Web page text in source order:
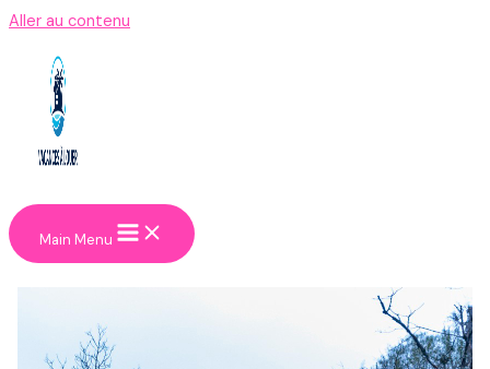
Aller au contenu
Main Menu